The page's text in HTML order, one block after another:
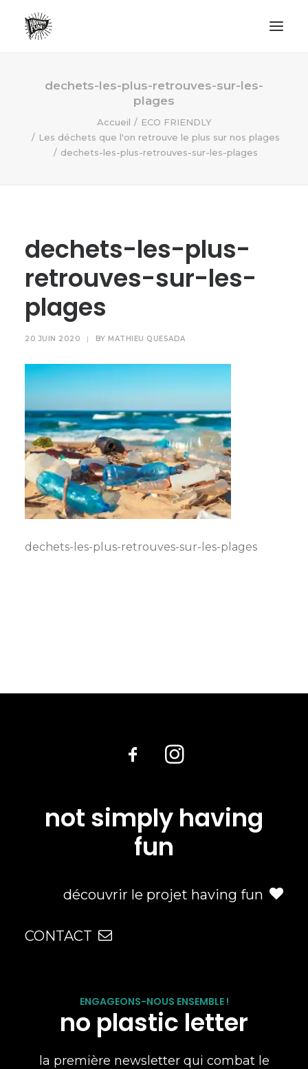
LIFESTYLE
RECHERCHE
dechets-les-plus-retrouves-sur-les-
plages
Accueil
ECO FRIENDLY
Les déchets que l'on retrouve le plus sur nos plages
dechets-les-plus-retrouves-sur-les-plages
dechets-les-plus-
retrouves-sur-les-
plages
20 JUIN 2020 | BY MATHIEU QUESADA
dechets-les-plus-retrouves-sur-les-plages
not simply having
fun
découvrir le projet having fun
CONTACT
ENGAGEONS-NOUS ENSEMBLE !
no plastic letter
la première newsletter qui combat le